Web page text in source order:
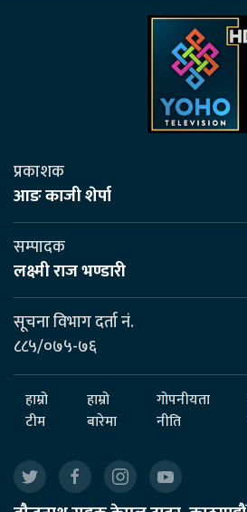
प्रकाशक
आङ काजी शेर्पा
सम्पादक
लक्ष्मी राज भण्डारी
सूचना विभाग दर्ता नं.
८८५/०७५-७६
हाम्रो
टीम
हाम्रो
बारेमा
गोपनीयता
नीति